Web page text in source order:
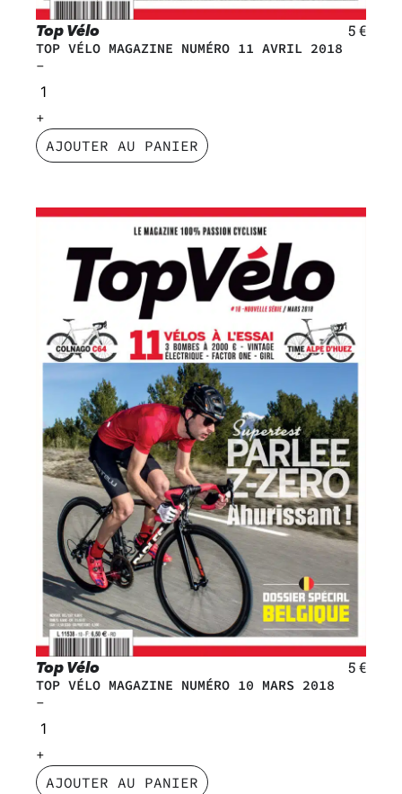
Top Vélo 5€
TOP VÉLO MAGAZINE NUMÉRO 11 AVRIL 2018
AJOUTER AU PANIER
Top Vélo 5€
TOP VÉLO MAGAZINE NUMÉRO 10 MARS 2018
AJOUTER AU PANIER